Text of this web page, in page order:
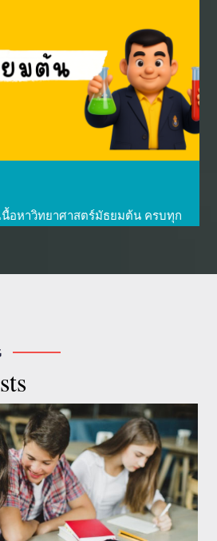
นื้อหาวิทยาศาสตร์มัธยมต้น ครบทุก